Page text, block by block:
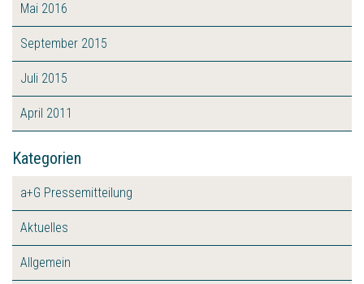
Mai 2016
September 2015
Juli 2015
April 2011
Kategorien
a+G Pressemitteilung
Aktuelles
Allgemein